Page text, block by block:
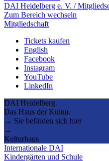
DAI Heidelberg e. V. /
Zum Bereich wechseln
Mitgliedschaft
Tickets kaufen
English
Facebook
Instagram
YouTube
LinkedIn
DAI Heidelberg.
Das Haus der Kultur.
→ Sie befinden sich hier
→
Kulturhaus
Internationale DAI
Kindergärten und Schule